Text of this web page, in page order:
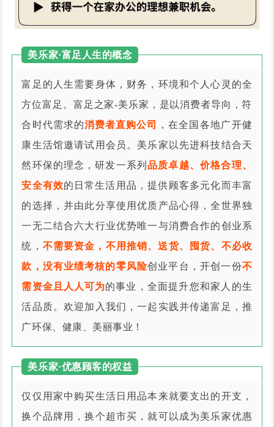
美乐家·富足人生的概念
富足的人生需要身体，财务，环境和个人心灵的全
方位富足。富足之家-美乐家，是以消费者导向，符
合时代需求的消费者直购公司
，在全国各地广开健
康生活馆邀请试用会员。美乐家以先进科技结合天
然环保的理念，研发一系列 品质卓越、价格合理、
安全有效的日常生活用品，提供顾客多元化而丰富
的选择，并由此分享使用优质产品心得，全世界独
一无二结合六大行业优势唯一与消费合作的创业系
统， 不需要资金，不用推销、送货、囤货、不必收
款，没有业绩考核的零风险创业平台，开创一份不
需资金且人人可为的事业，全面提升您和家人的生
活品质。欢迎加入我们，一起实践并传递富足，推
广环保、健康、美丽事业！
美乐家·优惠顾客的权益
仅仅用家中购买生活日用品本来就要支出的开支，
换个品牌用，换个超市买，就可以成为美乐家优惠